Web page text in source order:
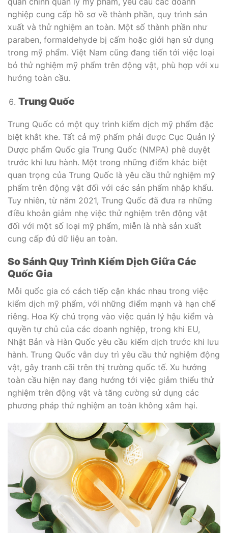
nghiệp cung cấp hồ sơ về thành phần, quy trình sản
xuất và thử nghiệm an toàn. Một số thành phần như
paraben, formaldehyde bị cấm hoặc giới hạn sử dụng
trong mỹ phẩm. Việt Nam cũng đang tiến tới việc loại
bỏ thử nghiệm mỹ phẩm trên động vật, phù hợp với xu
hướng toàn cầu.
Trung Quốc
Trung Quốc có một quy trình kiểm dịch mỹ phẩm đặc
biệt khắt khe. Tất cả mỹ phẩm phải được Cục Quản lý
Dược phẩm Quốc gia Trung Quốc (NMPA) phê duyệt
trước khi lưu hành. Một trong những điểm khác biệt
quan trọng của Trung Quốc là yêu cầu thử nghiệm mỹ
phẩm trên động vật đối với các sản phẩm nhập khẩu.
Tuy nhiên, từ năm 2021, Trung Quốc đã đưa ra những
điều khoản giảm nhẹ việc thử nghiệm trên động vật
đối với một số loại mỹ phẩm, miễn là nhà sản xuất
cung cấp đủ dữ liệu an toàn.
So Sánh Quy Trình Kiểm Dịch Giữa Các
Quốc Gia
Mỗi quốc gia có cách tiếp cận khác nhau trong việc
kiểm dịch mỹ phẩm, với những điểm mạnh và hạn chế
riêng. Hoa Kỳ chú trọng vào việc quản lý hậu kiểm và
quyền tự chủ của các doanh nghiệp, trong khi EU,
Nhật Bản và Hàn Quốc yêu cầu kiểm dịch trước khi lưu
hành. Trung Quốc vẫn duy trì yêu cầu thử nghiệm động
vật, gây tranh cãi trên thị trường quốc tế. Xu hướng
toàn cầu hiện nay đang hướng tới việc giảm thiểu thử
nghiệm trên động vật và tăng cường sử dụng các
phương pháp thử nghiệm an toàn không xâm hại.